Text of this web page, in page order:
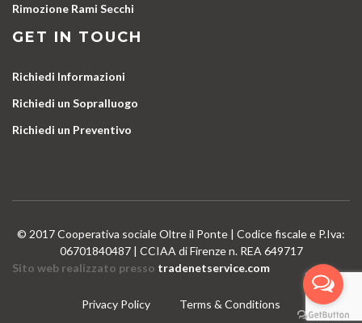
Rimozione Rami Secchi
GET IN TOUCH
Richiedi Informazioni
Richiedi un Sopralluogo
Richiedi un Preventivo
© 2017 Cooperativa sociale Oltre il Ponte | Codice fiscale e P.Iva:
06701840487 | CCIAA di Firenze n. REA 649717
Sito web realizzato presso tradenetservice.com
Privacy Policy Terms & Conditions